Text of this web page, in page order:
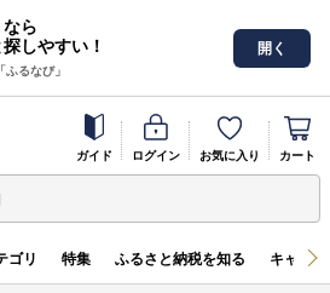
ら
しやすい！
るなび」
開く
ガイド ログイン お気に入り カート
ゴリ 特集 ふるさと納税を知る キャン